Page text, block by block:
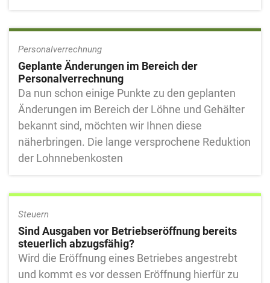
Personalverrechnung
Geplante Änderungen im Bereich der
Personalverrechnung
Da nun schon einige Punkte zu den geplanten
Änderungen im Bereich der Löhne und Gehälter
bekannt sind, möchten wir Ihnen diese
näherbringen. Die lange versprochene Reduktion
der Lohnnebenkosten
Steuern
Sind Ausgaben vor Betriebseröffnung bereits
steuerlich abzugsfähig?
Wird die Eröffnung eines Betriebes angestrebt
und kommt es vor dessen Eröffnung hierfür zu